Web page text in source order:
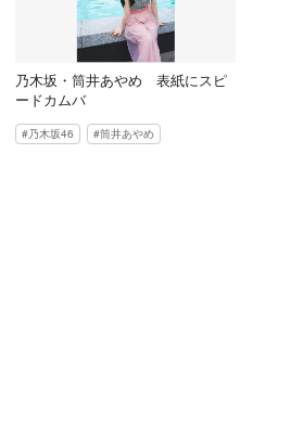
乃木坂・筒井あやめ 表紙にスピ
ードカムバ
乃木坂46 筒井あやめ